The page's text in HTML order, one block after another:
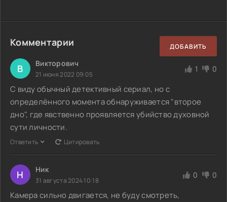
Комментарии ДОБАВИТЬ
В Викторович
21 июня 2022 09:05
1 0
С виду обычный детективный сериал, но с
определённого момента обнаруживается "второе
дно", где явственно проявляется убийство духовной
сути личности.
Ответить Цитировать
Н Ник
31 августа 2024 10:18
0 0
Камера сильно двигается, не буду смотреть,